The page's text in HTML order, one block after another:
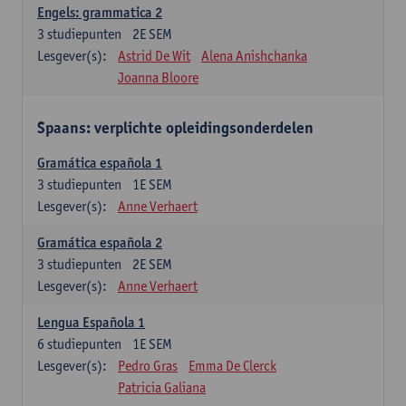
Engels: grammatica 2
2E SEM
3 studiepunten
Lesgever(s):
Astrid De Wit
Alena Anishchanka
Joanna Bloore
Spaans: verplichte opleidingsonderdelen
Gramática española 1
1E SEM
3 studiepunten
Lesgever(s):
Anne Verhaert
Gramática española 2
2E SEM
3 studiepunten
Lesgever(s):
Anne Verhaert
Lengua Española 1
1E SEM
6 studiepunten
Lesgever(s):
Pedro Gras
Emma De Clerck
Patricia Galiana